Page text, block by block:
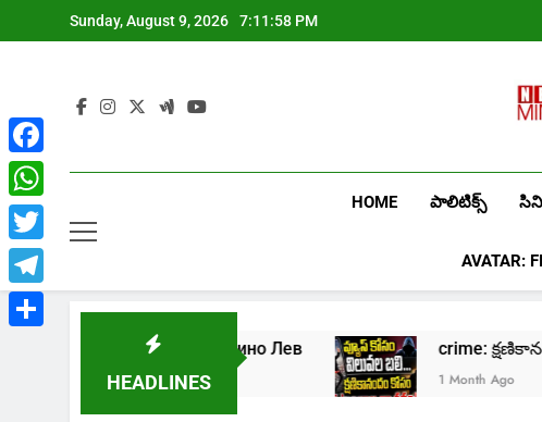
to
Sunday, August 9, 2026 7:11:59 PM
HOME పాలిటిక్స్
AVATAR:
HEADLINES
Играть в онлайн казино Лев crime:
1 Month Ago
Facebook
WhatsApp
Twitter
Telegram